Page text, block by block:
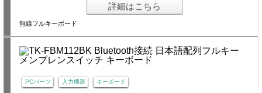
詳細はこちら
無線フルキーボード
PCパーツ 入力機器 キーボード